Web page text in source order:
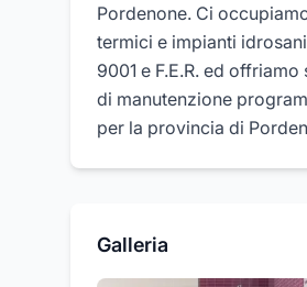
Pordenone. Ci
termici e impianti
9001 e F.E.R. ed
di manutenzione
per la provincia di
Galleria